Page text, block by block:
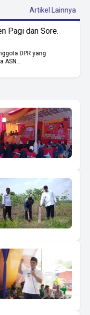
Artikel Lainnya
Pagi dan Sore.
DPR yang